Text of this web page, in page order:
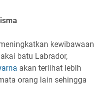
kewibawaan
batu Labrador,
akan terlihat lebih
orang lain sehingga